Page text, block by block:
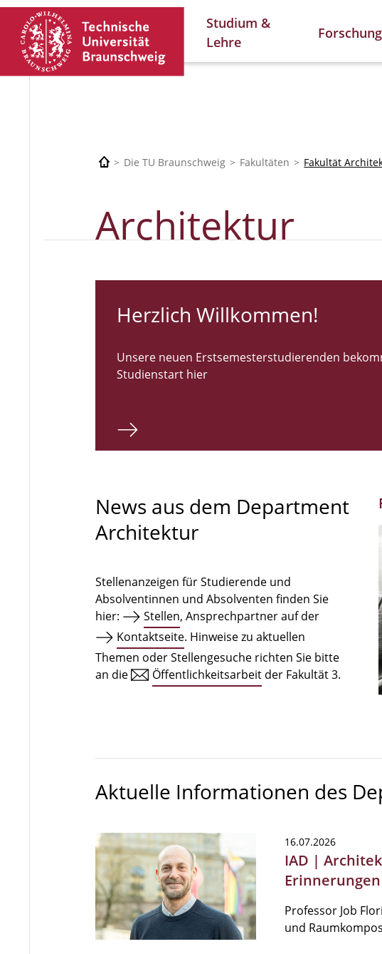
Studium &
Lehre
Forschung
Die TU Braunschweig Fakultäten Fakultät
Architektur
Herzlich Willkommen!
Unsere neuen Erstsemesterstudierenden
Studienstart hier
News aus dem Department
Architektur
Stellenanzeigen für Studierende und
Absolventinnen und Absolventen finden Sie
hier:
Stellen, Ansprechpartner auf der
Kontaktseite. Hinweise zu aktuellen
Themen oder Stellengesuche richten Sie bitte
an die
Öffentlichkeitsarbeit der Fakultät 3.
Aktuelle Informationen des
16.07.2026
IAD |
Erinnerungen
Professor Job
und